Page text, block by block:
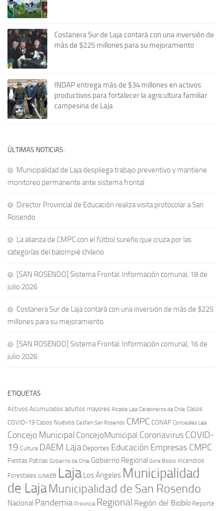
Costanera Sur de Laja contará con una inversión de
más de $225 millones para su mejoramiento
INDAP entrega más de $34 millones en activos
productivos para fortalecer la agricultura familiar
campesina de Laja
ÚLTIMAS NOTICIAS:
Municipalidad de Laja despliega trabajo preventivo y mantiene
monitoreo permanente ante sistema frontal
Director Provincial de Educación realiza visita protocolar a San
Rosendo
La alianza de CMPC con el fútbol sureño que cruza por las
categorías del balompié chileno
[SAN ROSENDO] Sistema Frontal: Información comunal, 18 de
julio 2026
Costanera Sur de Laja contará con una inversión de más de $225
millones para su mejoramiento
[SAN ROSENDO] Sistema Frontal: Información comunal, 16 de
julio 2026
ETIQUETAS
Activos Acumulados adultos mayores Alcalde Laja Carabineros de Chile Casos
COVID-19 Casos Nuevos Cesfam San Rosendo CMPC CONAF Concejales Laja
Concejo Municipal ConcejoMunicipal CoronavirusCOVID-
19 Cultura DAEM Laja Deportes Educación Empresas CMPC
Fiestas Patrias Gobierno de Chile Gobierno Regional Gore Biobío Incendios
Forestales JUNAEB Laja Los Ángeles Municipalidad
de LajaMunicipalidad de San Rosendo
Nacional Pandemia Provincia Regional Región del Biobío Reporte